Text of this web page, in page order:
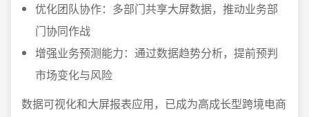
优化团队协作：多部门共享大屏数据，推动业务部
门协同作战
增强业务预测能力：通过数据趋势分析，提前预判
市场变化与风险
数据可视化和大屏报表应用，已成为高成长型跨境电商